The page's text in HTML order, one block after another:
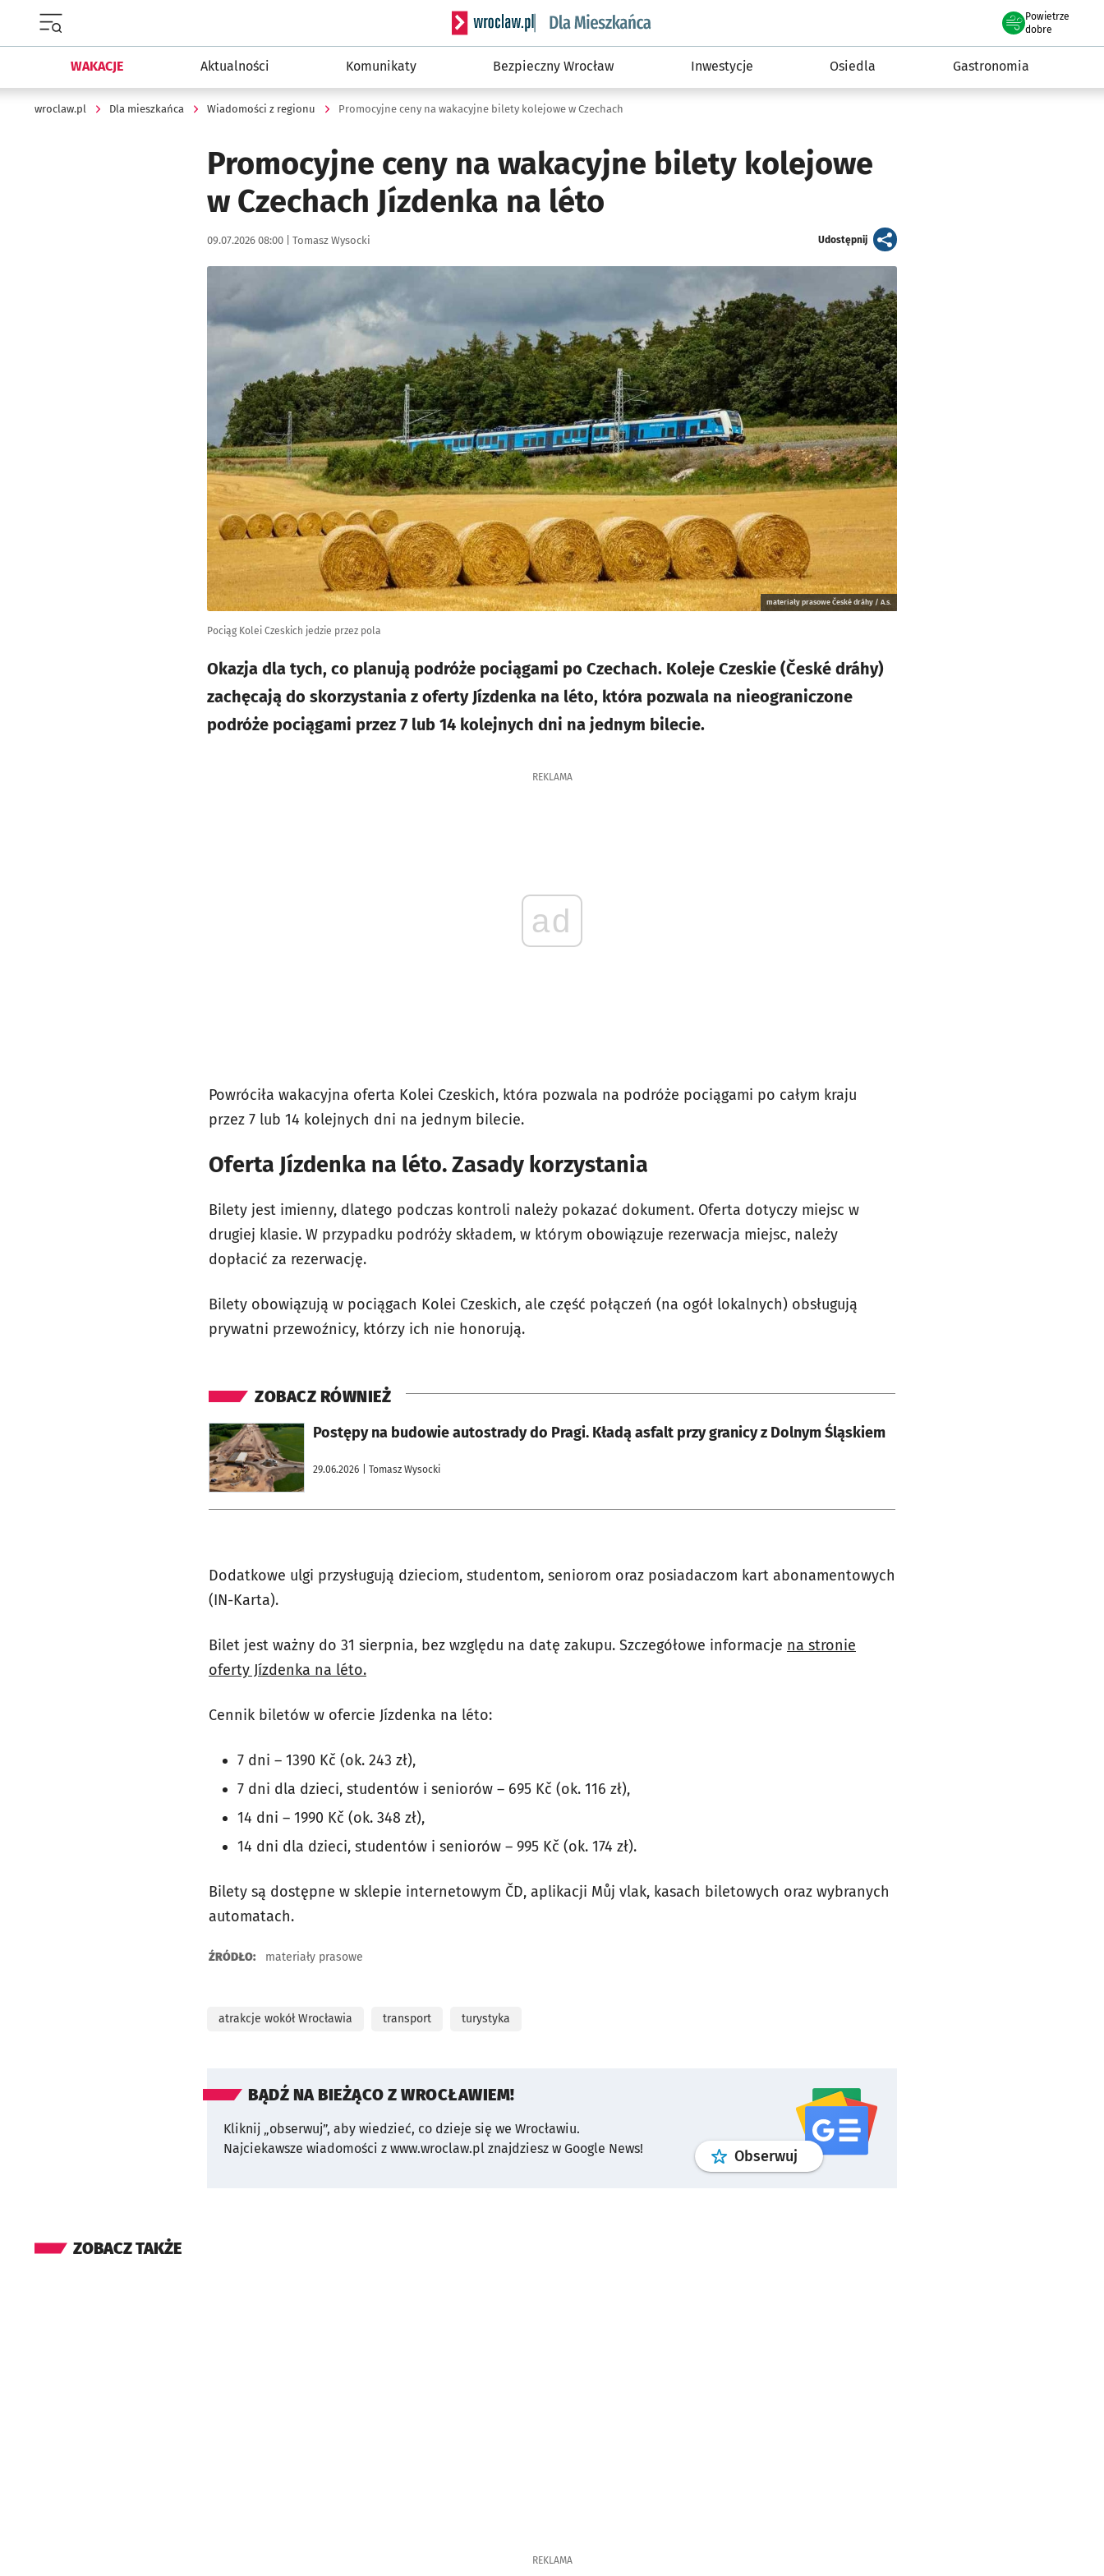
Serwis informacyjny wroclaw.pl podserwis: Dla mieszkańca
Powietrze
we Wrocławiu
dobre
WAKACJE Aktualności Komunikaty Bezpieczny Wrocław Inwestycje Osiedla Gastronomia
wroclaw.pl Dla mieszkańca Wiadomości z regionu Promocyjne ceny na wakacyjne bilety kolejowe w Czechach
Promocyjne ceny na wakacyjne bilety kolejowe
w Czechach Jízdenka na léto
Data publikacji:
09.07.2026 08:00 | Autor:
Tomasz Wysocki Udostępnijartykuł
materiały prasowe České dráhy / A.s.
Pociąg Kolei Czeskich jedzie przez pola
Okazja dla tych, co planują podróże pociągami po Czechach. Koleje Czeskie (České dráhy)
zachęcają do skorzystania z oferty Jízdenka na léto, która pozwala na nieograniczone
podróże pociągami przez 7 lub 14 kolejnych dni na jednym bilecie.
REKLAMA
ad
Powróciła wakacyjna oferta Kolei Czeskich, która pozwala na podróże pociągami po całym kraju
przez 7 lub 14 kolejnych dni na jednym bilecie.
Oferta Jízdenka na léto. Zasady korzystania
Bilety jest imienny, dlatego podczas kontroli należy pokazać dokument. Oferta dotyczy miejsc w
drugiej klasie. W przypadku podróży składem, w którym obowiązuje rezerwacja miejsc, należy
dopłacić za rezerwację.
Bilety obowiązują w pociągach Kolei Czeskich, ale część połączeń (na ogół lokalnych) obsługują
prywatni przewoźnicy, którzy ich nie honorują.
ZOBACZ RÓWNIEŻ
Postępy na budowie autostrady do Pragi. Kładą asfalt przy granicy z Dolnym Śląskiem
29.06.2026 | Tomasz Wysocki
otworzy się w nowej karcie
Dodatkowe ulgi przysługują dzieciom, studentom, seniorom oraz posiadaczom kart abonamentowych
(IN-Karta).
Bilet jest ważny do 31 sierpnia, bez względu na datę zakupu. Szczegółowe informacje na stronie
oferty Jízdenka na léto.
Cennik biletów w ofercie Jízdenka na léto:
7 dni – 1390 Kč (ok. 243 zł),
7 dni dla dzieci, studentów i seniorów – 695 Kč (ok. 116 zł),
14 dni – 1990 Kč (ok. 348 zł),
14 dni dla dzieci, studentów i seniorów – 995 Kč (ok. 174 zł).
Bilety są dostępne w sklepie internetowym ČD, aplikacji Můj vlak, kasach biletowych oraz wybranych
automatach.
ŹRÓDŁO: materiały prasowe
atrakcje wokół Wrocławia transport turystyka
BĄDŹ NA BIEŻĄCO Z WROCŁAWIEM!
Kliknij „obserwuj”, aby wiedzieć, co dzieje się we Wrocławiu.
Najciekawsze wiadomości z www.wroclaw.pl znajdziesz w Google News!
Obserwuj profilgoogle news
ZOBACZ TAKŻE
REKLAMA